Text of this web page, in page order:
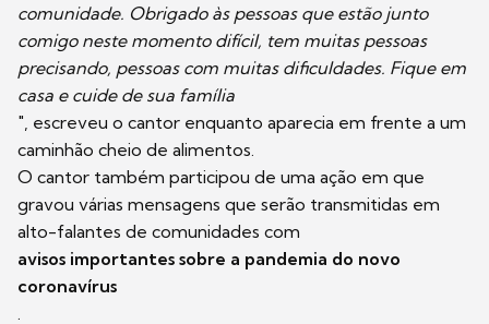
comunidade. Obrigado às pessoas que estão junto
comigo neste momento difícil, tem muitas pessoas
precisando, pessoas com muitas dificuldades. Fique em
casa e cuide de sua família
", escreveu o cantor enquanto aparecia em frente a um
caminhão cheio de alimentos.
O cantor também participou de uma ação em que
gravou várias mensagens que serão transmitidas em
alto-falantes de comunidades com
avisos importantes sobre a pandemia do novo
coronavírus